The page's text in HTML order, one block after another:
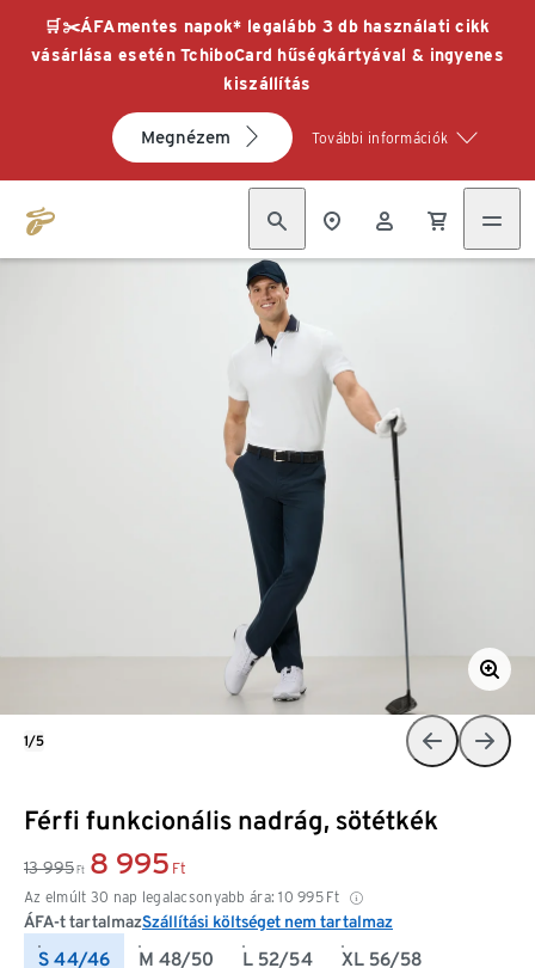
🛒✂️ÁFAmentes napok* legalább 3 db használati cikk
vásárlása esetén TchiboCard hűségkártyával & ingyenes
kiszállítás
Megnézem További információk
Férfi funkcionális nadrág, sötétkék
13 995 Ft 8 995 Ft
Az elmúlt 30 nap legalacsonyabb ára: 10 995 Ft
ÁFA-t tartalmazSzállítási költséget nem tartalmaz
S 44/46 M 48/50 L 52/54 XL 56/58
1/5